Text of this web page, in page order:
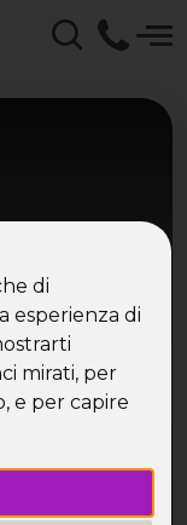
di
esperienza di
mirati, per
e per capire